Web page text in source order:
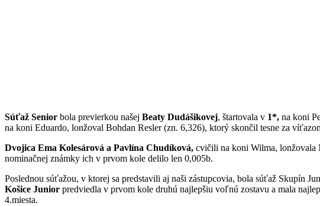
Súťaž Senior bola previerkou našej Beaty Dudášikovej, štartovala v 1*, na koni
na koni Eduardo, lonžoval Bohdan Resler (zn. 6,326), ktorý skončil tesne za
Dvojica Ema Kolesárová a Pavlína Chudíková, cvičili na koni Wilma, lonžovala
nominačnej známky ich v prvom kole delilo len 0,005b.
Poslednou súťažou, v ktorej sa predstavili aj naši zástupcovia, bola súťaž Skupín
Košice Junior predviedla v prvom kole druhú najlepšiu voľnú zostavu a mala
4.miesta.